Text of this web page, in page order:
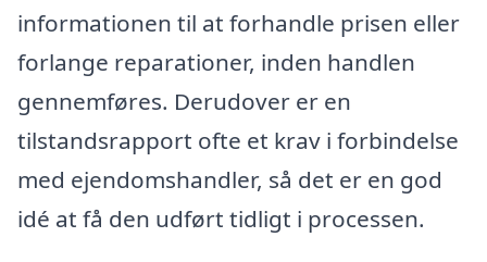
informationen til at forhandle prisen eller
forlange reparationer, inden handlen
gennemføres. Derudover er en
tilstandsrapport ofte et krav i forbindelse
med ejendomshandler, så det er en god
idé at få den udført tidligt i processen.